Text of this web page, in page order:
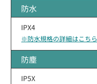
防水
IPX4
※防水規格の詳細はこちら
防塵
IP5X